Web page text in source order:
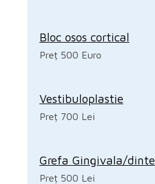
Bloc osos cortical
Preț 500 Euro
Vestibuloplastie
Preț 700 Lei
Grefa Gingivala/dinte
Preț 500 Lei